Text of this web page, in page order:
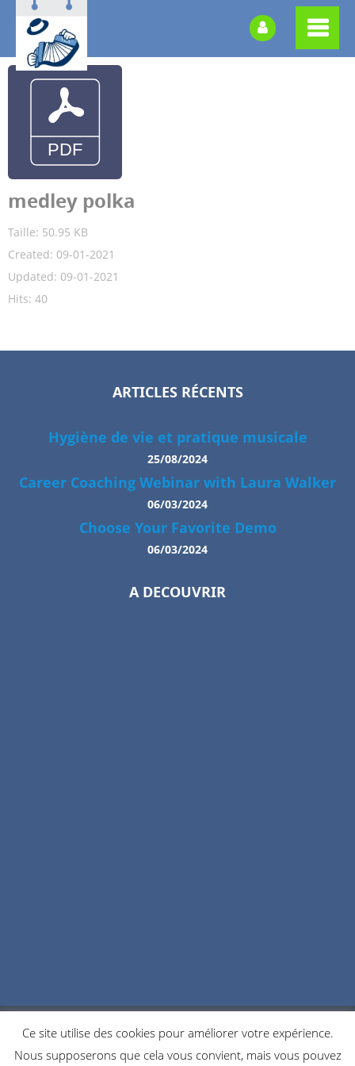
medley polka
Taille: 50.95 KB
Created: 09-01-2021
Updated: 09-01-2021
Hits: 40
ARTICLES RÉCENTS
Hygiène de vie et pratique musicale
25/08/2024
Career Coaching Webinar with Laura Walker
06/03/2024
Choose Your Favorite Demo
06/03/2024
A DECOUVRIR
POLITIQUE DE CONFIDENTIALITÉ
COOKIES
NOUS CONTACTER
Ce site utilise des cookies pour améliorer votre expérience.
Nous supposerons que cela vous convient, mais vous pouvez